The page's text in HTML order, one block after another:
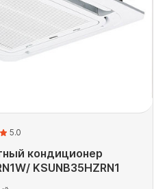
5.0
кондиционер
KSUNB35HZRN1